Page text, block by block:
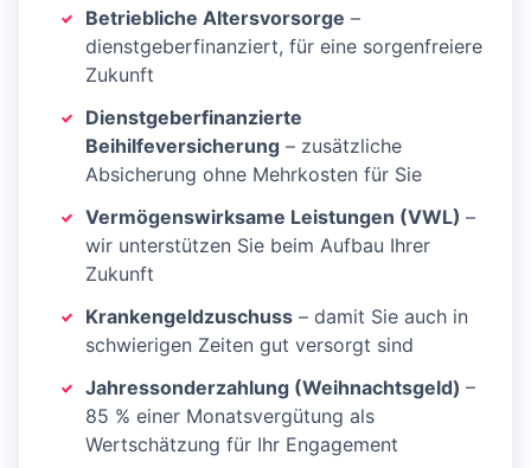
Betriebliche Altersvorsorge –
dienstgeberfinanziert, für eine sorgenfreiere
Zukunft
Dienstgeberfinanzierte
Beihilfeversicherung – zusätzliche
Absicherung ohne Mehrkosten für Sie
Vermögenswirksame Leistungen (VWL) –
wir unterstützen Sie beim Aufbau Ihrer
Zukunft
Krankengeldzuschuss – damit Sie auch in
schwierigen Zeiten gut versorgt sind
Jahressonderzahlung (Weihnachtsgeld) –
85 % einer Monatsvergütung als
Wertschätzung für Ihr Engagement